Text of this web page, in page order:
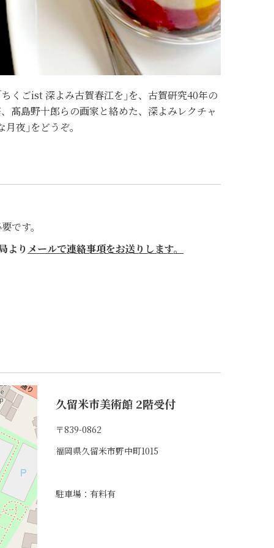
くごist 深よみ古賀春江を｣を、古賀研究40年の
髙島野十郎らの画家と絡めた、深よみレクチャ
夜｣をどうぞ。
です。
より メールで連絡事項をお送りします。
久留米市美術館 2階受付
〒839-0862
福岡県久留米市野中町1015
駐車場：有料有